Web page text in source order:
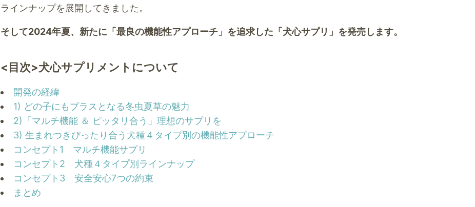
ラインナップを展開してきました。
そして2024年夏、新たに「最良の機能性アプローチ」を追求した「犬心サプリ」を発売します。
<目次>犬心サプリメントについて
開発の経緯
1) どの子にもプラスとなる冬虫夏草の魅力
2)「マルチ機能 ＆ ピッタリ合う」理想のサプリを
3) 生まれつきぴったり合う犬種４タイプ別の機能性アプローチ
コンセプト1 マルチ機能サプリ
コンセプト2 犬種４タイプ別ラインナップ
コンセプト3 安全安心7つの約束
まとめ